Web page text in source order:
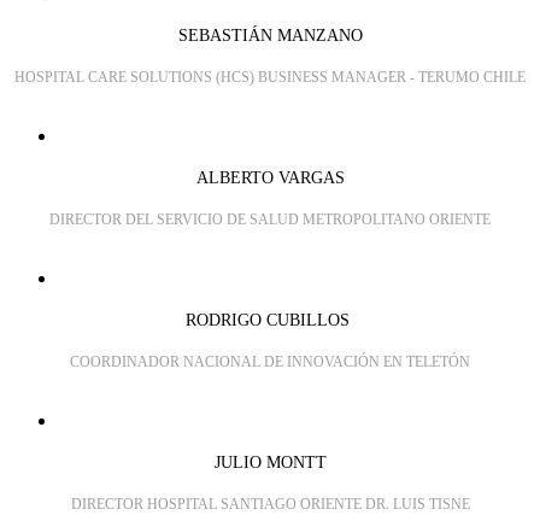
SEBASTIÁN MANZANO
HOSPITAL CARE SOLUTIONS (HCS) BUSINESS MANAGER - TERUMO CHILE
ALBERTO VARGAS
DIRECTOR DEL SERVICIO DE SALUD METROPOLITANO ORIENTE
RODRIGO CUBILLOS
COORDINADOR NACIONAL DE INNOVACIÓN EN TELETÓN
JULIO MONTT
DIRECTOR HOSPITAL SANTIAGO ORIENTE DR. LUIS TISNE